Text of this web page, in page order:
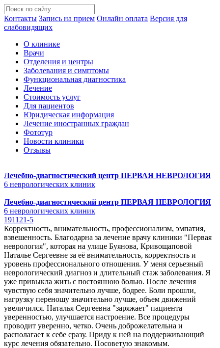
Контакты Запись на прием Онлайн оплата Версия для
слабовидящих
О клинике
Врачи
Отделения и центры
Заболевания и симптомы
Функциональная диагностика
Лечение
Стоимость услуг
Для пациентов
Юридическая информация
Лечение иностранных граждан
Фототур
Новости клиники
Отзывы
Лечебно-диагностический центр ПЕРВАЯ НЕВРОЛОГИЯ
6 неврологических клиник
Лечебно-диагностический центр ПЕРВАЯ НЕВРОЛОГИЯ
6 неврологических клиник
191121-5
Корректность, внимательность, профессионализм, эмпатия,
взвешенность. Благодарна за лечение врачу клиники "Первая
неврология", которая на улице Буянова, Кривощаповой
Наталье Сергеевне за её внимательность, корректность и
уровень профессионального отношения. У меня серьезный
неврологический диагноз и длительный стаж заболевания. Я
уже привыкла жить с постоянною болью. После лечения
чувствую себя значительно лучше, бодрее. Боли прошли,
нагрузку переношу значительно лучше, объем движений
увеличился. Наталья Сергеевна "заряжает" пациента
уверенностью, улучшается настроение. Все процедуры
проводит уверенно, четко. Очень доброжелательна и
располагает к себе сразу. Приду к ней на поддерживающий
курс лечения обязательно. Посоветую знакомым.